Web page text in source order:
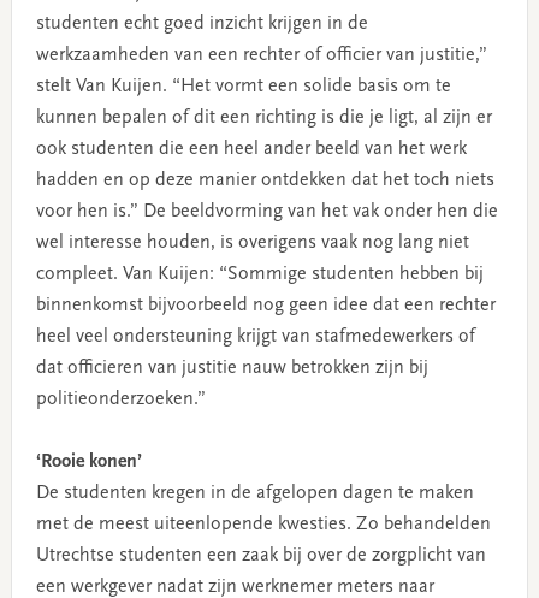
studenten echt goed inzicht krijgen in de
werkzaamheden van een rechter of officier van justitie,”
stelt Van Kuijen. “Het vormt een solide basis om te
kunnen bepalen of dit een richting is die je ligt, al zijn er
ook studenten die een heel ander beeld van het werk
hadden en op deze manier ontdekken dat het toch niets
voor hen is.” De beeldvorming van het vak onder hen die
wel interesse houden, is overigens vaak nog lang niet
compleet. Van Kuijen: “Sommige studenten hebben bij
binnenkomst bijvoorbeeld nog geen idee dat een rechter
heel veel ondersteuning krijgt van stafmedewerkers of
dat officieren van justitie nauw betrokken zijn bij
politieonderzoeken.”
‘Rooie konen’
De studenten kregen in de afgelopen dagen te maken
met de meest uiteenlopende kwesties. Zo behandelden
Utrechtse studenten een zaak bij over de zorgplicht van
een werkgever nadat zijn werknemer meters naar